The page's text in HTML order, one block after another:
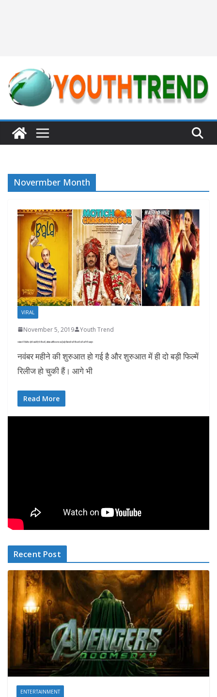
Novermber Month
VIRAL
November 5, 2019 Youth Trend
नवंबर में रिलीज होने वाली है ये फिल्में, बॉक्स ऑफिस पर कई बड़े सितारों की फिल्मों की लगेंगी लाइन
नवंबर महीने की शुरुआत हो गई है और शुरुआत में ही दो बड़ी फिल्में
रिलीज हो चुकी हैं। आगे भी
Read More
Recent Post
ENTERTAINMENT